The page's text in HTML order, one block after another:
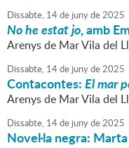
Dissabte, 14de junyde2025
No he estat jo, amb
Arenys de Mar Vila del
Dissabte, 14de junyde2025
Contacontes:El mar
Arenys de Mar Vila del
Dissabte, 14de junyde2025
Novel·la negra: